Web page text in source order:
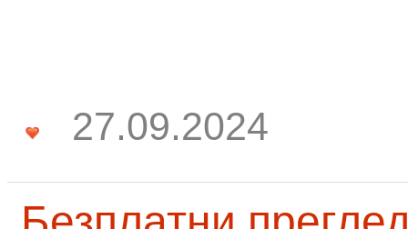
27.09.2024